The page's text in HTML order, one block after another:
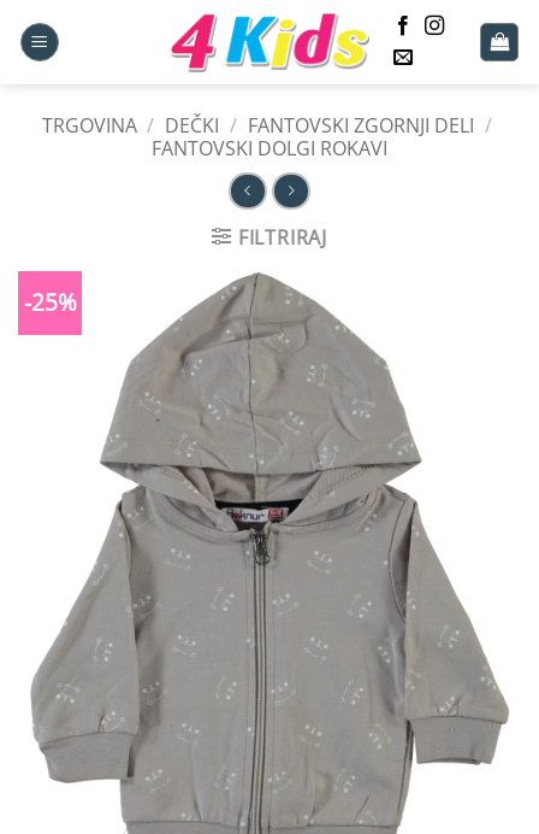
na
TRGOVINA / DEČKI / FANTOVSKI ZGORNJI DELI /
FANTOVSKI DOLGI ROKAVI
FILTRIRAJ
-25%